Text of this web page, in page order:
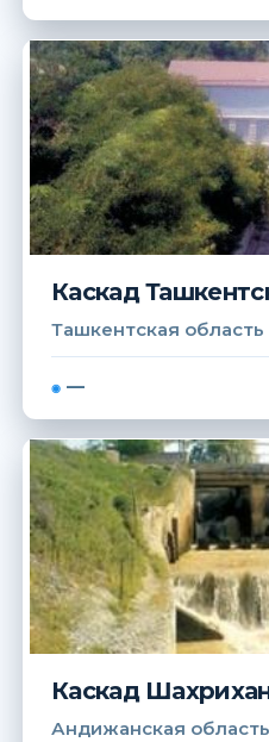
Каскад
Ташкентская область
—
Каскад
Андижанская область